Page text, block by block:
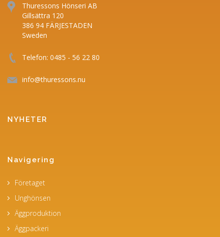
Thuressons Hönseri AB
Gillsättra 120
386 94 FÄRJESTADEN
Sweden
Telefon: 0485 - 56 22 80
info@thuressons.nu
NYHETER
Navigering
Företaget
Unghönsen
Äggproduktion
Äggpackeri